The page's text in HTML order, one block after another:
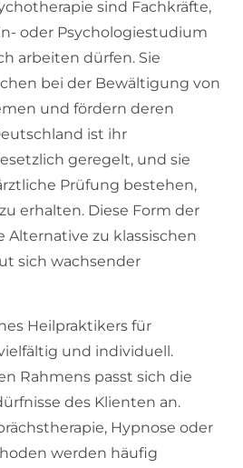
sind Fachkräfte,
oder Psychologiestudium
arbeiten dürfen. Sie
bei der Bewältigung von
und fördern deren
ist ihr
geregelt, und sie
Prüfung bestehen,
erhalten. Diese Form der
Alternative zu klassischen
sich wachsender
Heilpraktikers für
und individuell.
Rahmens passt sich die
des Klienten an.
Hypnose oder
werden häufig